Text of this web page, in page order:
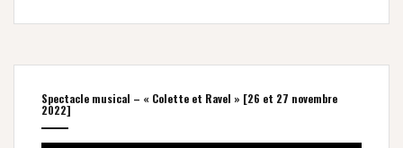
Spectacle musical – « Colette et Ravel » [26 et 27 novembre
2022]